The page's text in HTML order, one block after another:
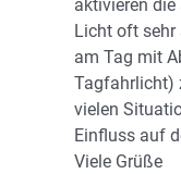
aktivieren
Licht oft sehr
am Tag mit
Tagfahrlicht)
vielen
Einfluss auf
Viele Grüße